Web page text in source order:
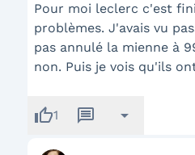
Pour moi leclerc c'est
problèmes. J'avais vu
pas annulé la mienne à
non. Puis je vois qu'ils
thumb_up1 message arrow_drop_down